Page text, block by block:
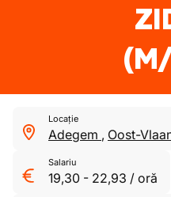
Locație
Adegem , Oost-
Salariu
19,30 - 22,93 / oră